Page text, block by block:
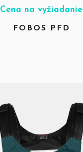
Cena na vyžiadanie
FOBOS PFD